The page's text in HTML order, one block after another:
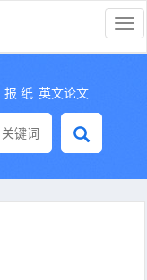
切
换
报 纸 英文论文